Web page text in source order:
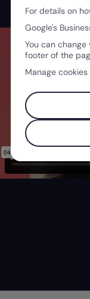
For details on
Google's
You can
footer of the
Manage cookies